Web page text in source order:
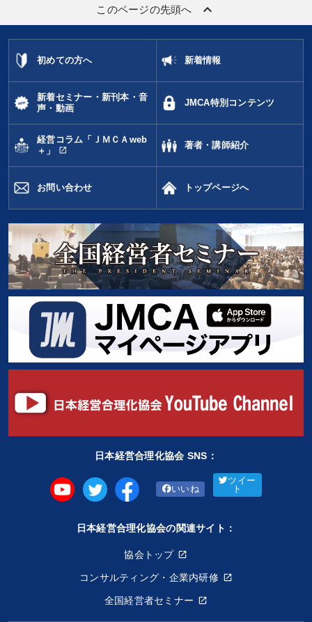
このページの先頭へ keyboard_arrow_up
初めての方へ 新着情報
新着セミナー・新刊本・音
声・動画
JMCA特別コンテンツ
経営コラム「ＪＭＣＡweb
＋」
open_in_new
著者・講師紹介
お問い合わせ トップページへ
日本経営合理化協会 SNS：
いいね
ツイー
ト
日本経営合理化協会の関連サイト：
協会トップ
コンサルティング・企業内研修
全国経営者セミナー